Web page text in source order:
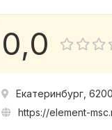
0,0
Екатеринбург,
https://element-